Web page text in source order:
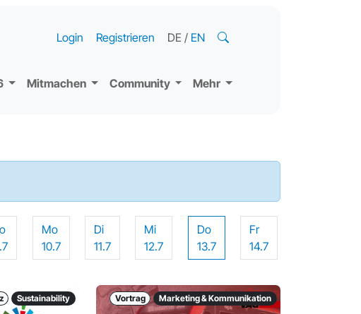
Mitmachen Community Mehr
Login Registrieren DE / EN
Mo
10.7
Di
11.7
Mi
12.7
Do
13.7
Fr
14.7
Sustainability Vortrag Marketing & Kommunikation